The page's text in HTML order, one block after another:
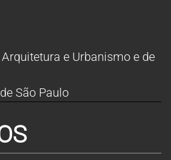
e Urbanismo e de
São Paulo